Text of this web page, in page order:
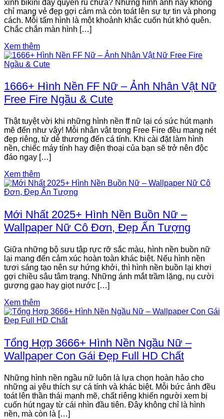
xinh bikini đầy quyến rũ chưa? Những hình ảnh này không
chỉ mang vẻ đẹp gợi cảm mà còn toát lên sự tự tin và phong
cách. Mỗi tấm hình là một khoảnh khắc cuốn hút khó quên.
Chắc chắn màn hình […]
Xem thêm
1666+ Hình Nền FF Nữ – Ảnh Nhân Vật Nữ
Free Fire Ngầu & Cute
Thật tuyệt vời khi những hình nền ff nữ lại có sức hút mạnh
mẽ đến như vậy! Mỗi nhân vật trong Free Fire đều mang nét
đẹp riêng, từ dễ thương đến cá tính. Khi cài đặt làm hình
nền, chiếc máy tính hay điện thoại của bạn sẽ trở nên độc
đáo ngay […]
Xem thêm
Mới Nhất 2025+ Hình Nền Buồn Nữ –
Wallpaper Nữ Cô Đơn, Đẹp Ấn Tượng
Giữa những bộ sưu tập rực rỡ sắc màu, hình nền buồn nữ
lại mang đến cảm xúc hoàn toàn khác biệt. Nếu hình nền
tươi sáng tạo nên sự hứng khởi, thì hình nền buồn lại khơi
gợi chiều sâu tâm trạng. Những ánh mắt trầm lặng, nụ cười
gượng gạo hay giọt nước […]
Xem thêm
Tổng Hợp 3666+ Hình Nền Ngầu Nữ –
Wallpaper Con Gái Đẹp Full HD Chất
Những hình nền ngầu nữ luôn là lựa chọn hoàn hảo cho
những ai yêu thích sự cá tính và khác biệt. Mỗi bức ảnh đều
toát lên thần thái mạnh mẽ, chất riêng khiến người xem bị
cuốn hút ngay từ cái nhìn đầu tiên. Đây không chỉ là hình
nền, mà còn là […]